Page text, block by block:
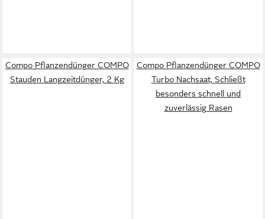
Compo Pflanzendünger COMPO
Stauden Langzeitdünger, 2 Kg
Compo Pflanzendünger COMPO
Turbo Nachsaat, Schließt
besonders schnell und
zuverlässig Rasen